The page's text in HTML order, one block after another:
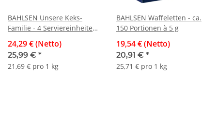
BAHLSEN Unsere Keks-
Familie - 4 Serviereinheiten
24,29 € (Netto)
25,99 € *
21,69 € pro 1 kg
BAHLSEN Waffeletten - ca.
150 Portionen à 5 g
19,54 € (Netto)
20,91 € *
25,71 € pro 1 kg